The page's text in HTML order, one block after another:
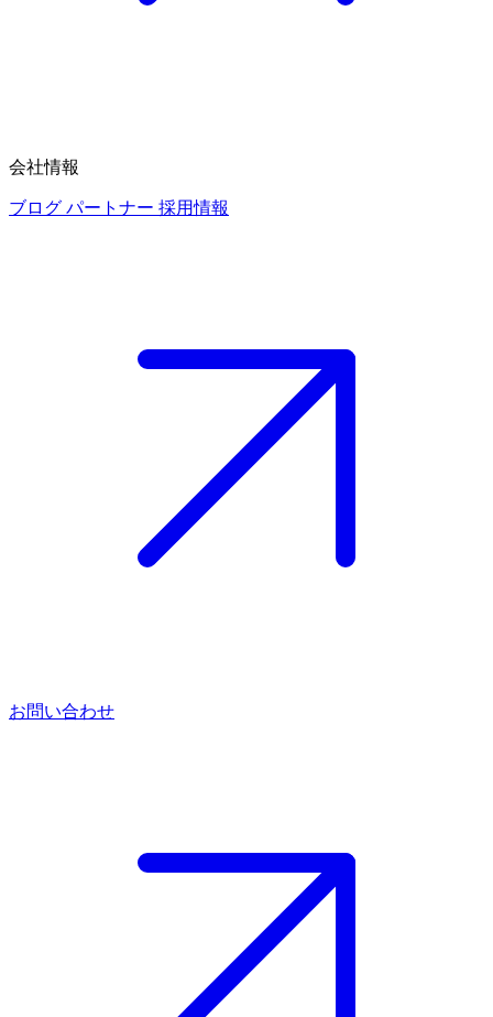
会社情報
ブログ パートナー 採用情報
お問い合わせ